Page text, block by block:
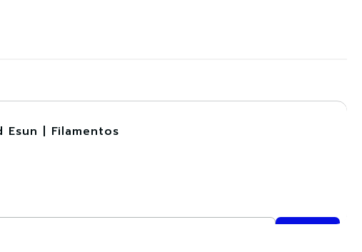
Esun | Filamentos